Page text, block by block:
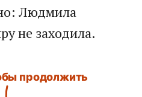
Людмила
не заходила.
продолжить